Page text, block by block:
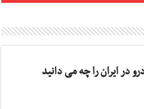
در ایران را چه می دانید